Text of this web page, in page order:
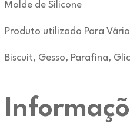
Molde de Silicone
Produto utilizado Para
Biscuit, Gesso, Parafina,